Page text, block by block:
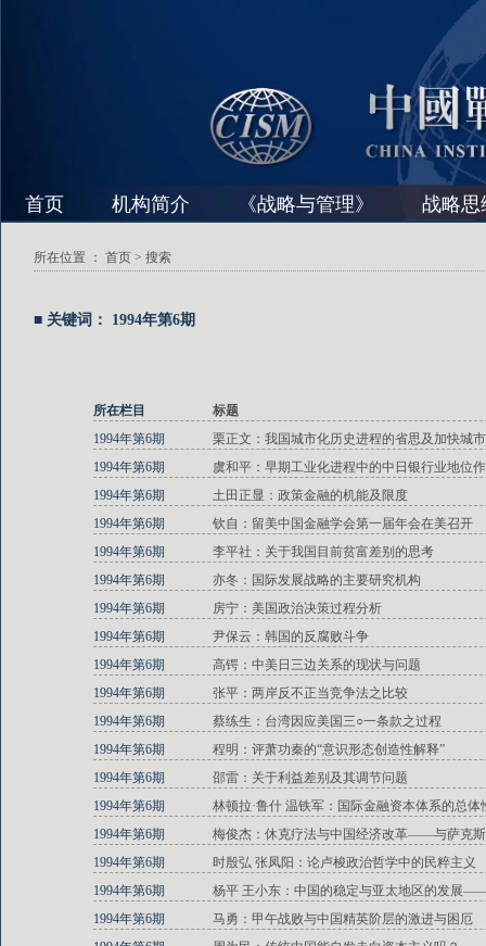
首页 机构简介 《战略与管理》 战略思
所在位置 ： 首页 > 搜索
■ 关键词： 1994年第6期
所在栏目
标题
1994年第6期
栗正文：我国城市化历史进程的省思及加快城
1994年第6期
虞和平：早期工业化进程中的中日银行业地位
1994年第6期
土田正显：政策金融的机能及限度
1994年第6期
钦自：留美中国金融学会第一届年会在美召开
1994年第6期
李平社：关于我国目前贫富差别的思考
1994年第6期
亦冬：国际发展战略的主要研究机构
1994年第6期
房宁：美国政治决策过程分析
1994年第6期
尹保云：韩国的反腐败斗争
1994年第6期
高锷：中美日三边关系的现状与问题
1994年第6期
张平：两岸反不正当竞争法之比较
1994年第6期
蔡练生：台湾因应美国三○一条款之过程
1994年第6期
程明：评萧功秦的“意识形态创造性解释”
1994年第6期
邵雷：关于利益差别及其调节问题
1994年第6期
林顿拉·鲁什 温铁军：国际金融资本体系的总
1994年第6期
梅俊杰：休克疗法与中国经济改革——与萨克
1994年第6期
时殷弘 张凤阳：论卢梭政治哲学中的民粹主义
1994年第6期
杨平 王小东：中国的稳定与亚太地区的发展
1994年第6期
马勇：甲午战败与中国精英阶层的激进与困厄